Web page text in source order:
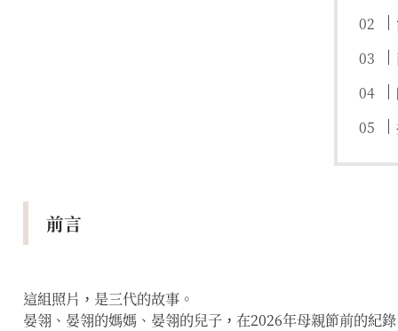
前言
這組照片，是三代的故事。
晏翎、晏翎的媽媽、晏翎的兒子，在2026年母親節前的紀